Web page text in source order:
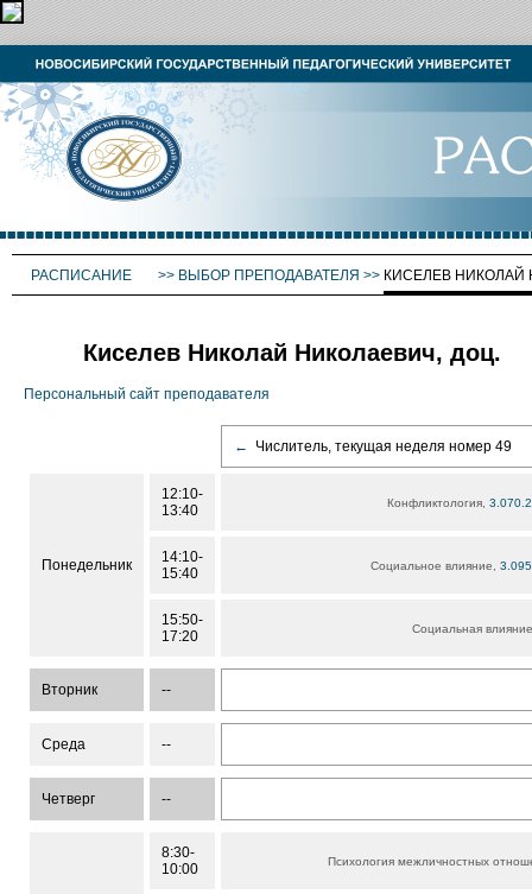
РАСПИСАНИЕ >> ВЫБОР ПРЕПОДАВАТЕЛЯ >> КИСЕЛЕВ НИКОЛАЙ
Киселев Николай Николаевич, доц.
Персональный сайт преподавателя
← Числитель, текущая неделя номер 49
Понедельник
12:10-
13:40
Конфликтология,
14:10-
15:40
Социальное влияние,
15:50-
17:20
Социальная
Вторник --
Среда --
Четверг --
8:30-
10:00
Психология межличностных